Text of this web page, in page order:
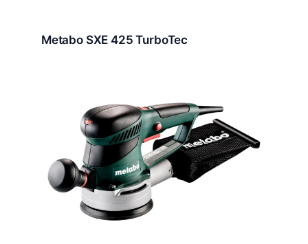
Metabo SXE 425 TurboTec